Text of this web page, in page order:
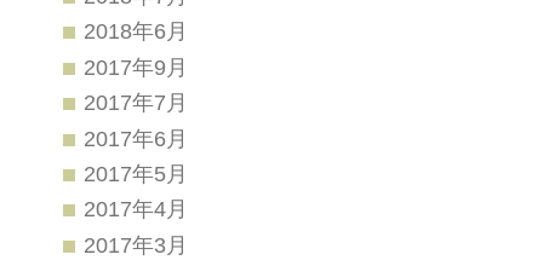
2018年6月
2017年9月
2017年7月
2017年6月
2017年5月
2017年4月
2017年3月